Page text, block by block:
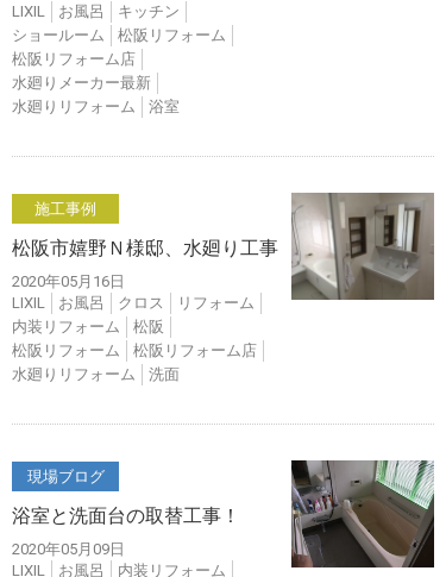
LIXIL
お風呂
キッチン
ショールーム
松阪リフォーム
松阪リフォーム店
水廻りメーカー最新
水廻りリフォーム
浴室
施工事例
松阪市嬉野Ｎ様邸、水廻り工事
2020年05月16日
LIXIL
お風呂 クロス
リフォーム
内装リフォーム
松阪
松阪リフォーム
松阪リフォーム店
水廻りリフォーム
洗面
現場ブログ
浴室と洗面台の取替工事！
2020年05月09日
LIXIL
お風呂 内装リフォーム